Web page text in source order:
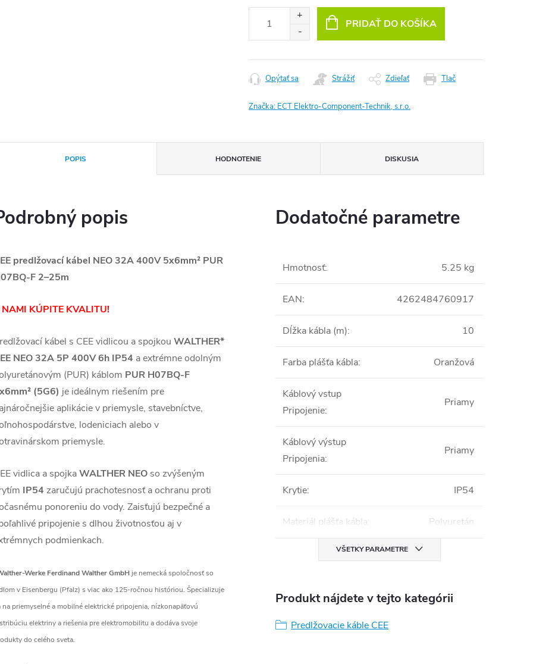
PRIDAŤ DO KOŠÍKA
Tlač
Opýtať sa Strážiť Zdieľať
Značka: ECT Elektro-Component-Technik, s.r.o.
POPIS HODNOTENIE DISKUSIA
popis
predlžovací kábel NEO 32A 400V 5x6mm² PUR
F 2–25m
NAMI KÚPITE KVALITU!
kábel s CEE vidlicou a spojkou WALTHER*
NEO 32A 5P 400V 6h IP54 a extrémne odolným
(PUR) káblom PUR H07BQ-F
(5G6) je ideálnym riešením pre
aplikácie v priemysle, stavebníctve,
lodeniciach alebo v
priemysle.
vidlica a spojkaWALTHER NEO so zvýšeným
IP54zaručujú prachotesnosť a ochranu proti
ponoreniu do vody. Zaisťujú bezpečné a
pripojenie s dlhou životnosťou aj v
podmienkach.
Werke Ferdinand Walther GmbHje nemecká spoločnosť so
v Eisenbergu (Pfalz) s viac ako 125-ročnou históriou. Špecializuje
na priemyselné a mobilné elektrické pripojenia, nízkonapäťovú
elektriny a riešenia pre elektromobilitu a dodáva svoje
do celého sveta.
Dodatočné parametre
Hmotnosť: 5.25 kg
EAN: 4262484760917
Dĺžka kábla (m): 10
Farba plášťa kábla: Oranžová
Káblový vstup
Pripojenie:
Priamy
Káblový výstup
Pripojenia:
Priamy
Krytie: IP54
Materiál plášťa kábla: Polyuretán
VŠETKY PARAMETRE
Produkt nájdete v tejto kategórii
Predlžovacie káble CEE